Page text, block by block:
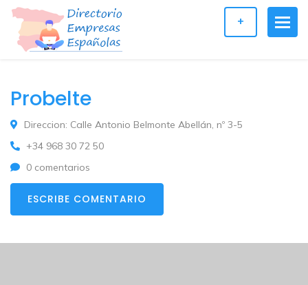
+
Probelte
Direccion: Calle Antonio Belmonte Abellán, nº 3-5
+34 968 30 72 50
0 comentarios
ESCRIBE COMENTARIO